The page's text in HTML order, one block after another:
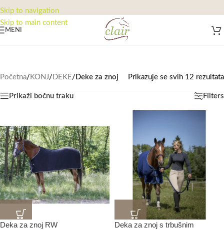
Skip to navigation
Skip to main content
MENI
Početna/ KONJ/ DEKE/ Deke za znoj Prikazuje se svih 12 rezultata
Prikaži bočnu traku Filters
Deka za znoj RW
Deka za znoj s trbušnim